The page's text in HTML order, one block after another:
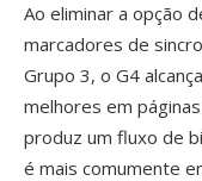
Ao eliminar a opção
marcadores de
Grupo 3, o G4
melhores em
produz um fluxo de
é mais comumente